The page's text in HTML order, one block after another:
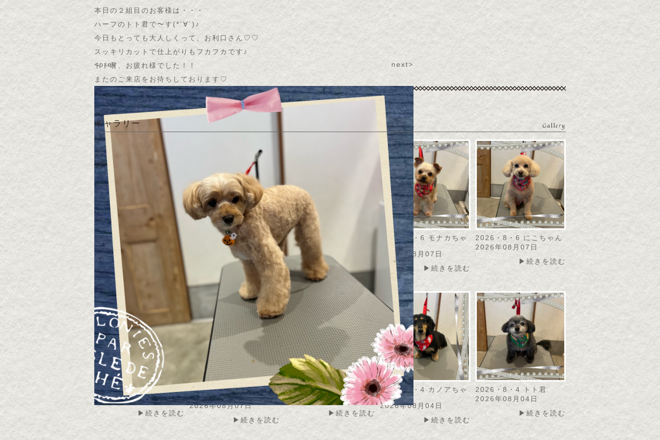
本日の２組目のお客様は・・・
ハーフのトト君で〜す(*´∀`)♪
今日もとっても大人しくって、お利口さん♡♡
スッキリカットで仕上がりもフカフカです♪
トト君、お疲れ様でした！！
またのご来店をお待ちしております♡
<prev next>
ギャラリー Gallery
2026・8・8 チョコちゃ
ん
2026年08月08日
▶続きを読む
2026・8・7 うずらちゃ
2026年08月07日
▶続きを読む
2026・8・7 アメリちゃ
2026年08月07日
▶続きを読む
2026・8・6 モナカちゃ
ん
2026年08月07日
▶続きを読む
2026・8・6 にこちゃん
2026年08月07日
▶続きを読む
2026・8・6 モカちゃん
2026年08月07日
▶続きを読む
2026・8・6 こふくちゃ
ん
2026年08月07日
▶続きを読む
2026・8・4 モコちゃん
2026年08月05日
▶続きを読む
2026・8・4 カノアちゃ
ん
2026年08月04日
▶続きを読む
2026・8・4 トト君
2026年08月04日
▶続きを読む